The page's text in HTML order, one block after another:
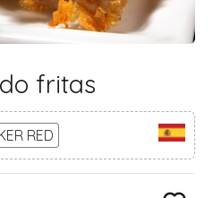
fritas
RED